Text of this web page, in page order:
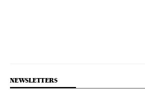
NEWSLETTERS